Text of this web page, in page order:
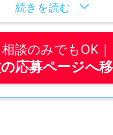
しく⽣産される機械の
。
⾯を⾒ながら⽴体的な
近い仕事です。
順に沿って、部品同⼠
、⼀つの機械を完成へ
続きを読む
相談のみでもOK
応募ページへ